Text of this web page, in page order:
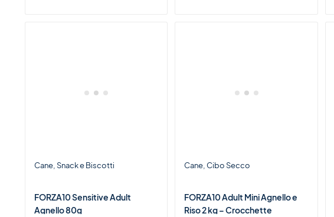
Cane Snack e Biscotti
FORZA10 Sensitive Adult
Agnello 80g
Cane Cibo Secco
FORZA10 Adult Mini Agnello e
Riso 2 kg – Crocchette